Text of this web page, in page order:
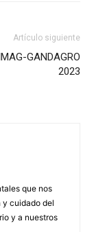
Artículo siguiente
GANDAGRO
2023
que nos
y cuidado del
y a nuestros